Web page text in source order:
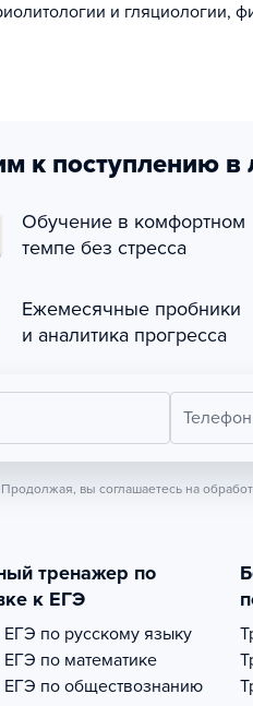
и гляциологии,
к поступлению
Обучение в комфортном
темпе без стресса
Ежемесячные пробники
и аналитика прогресса
Телефон
Продолжая, вы соглашаетесь на
тренажер по
к ЕГЭ
ЕГЭ по русскому языку
ЕГЭ по математике
ЕГЭ по обществознанию